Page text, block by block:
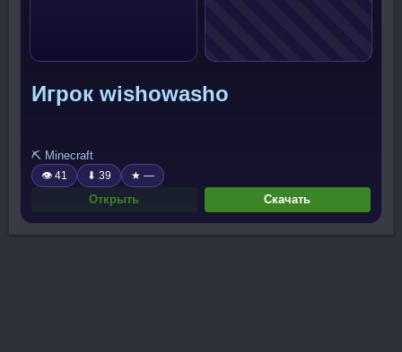
Игрок wishowasho
⛏️ Minecraft
👁 41 ⬇ 39 ★ —
Открыть Скачать